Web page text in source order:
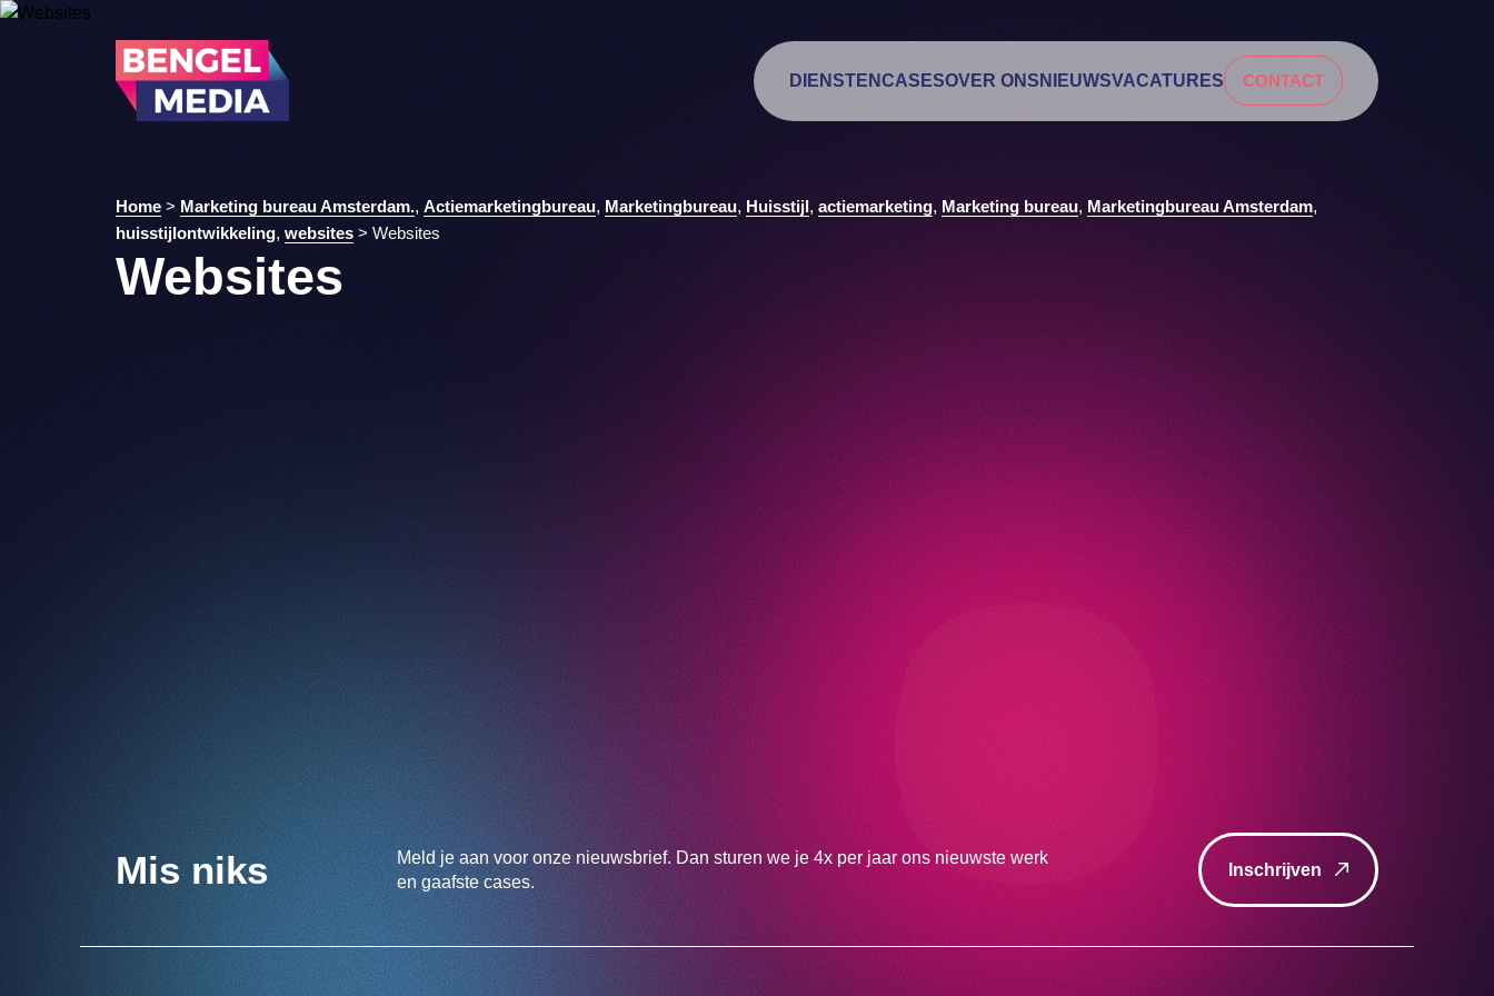
DIENSTENCASESOVER ONS NIEUWSVACATURES CONTACT
Home > Marketing bureau Amsterdam., Actiemarketingbureau, Marketingbureau, Huisstijl, actiemarketing, Marketing bureau, Marketingbureau Amsterdam,
huisstijlontwikkeling, websites > Websites
Websites
Mis niks
Meld je aan voor onze nieuwsbrief. Dan sturen we je 4x per jaar ons nieuwste werk
en gaafste cases.
Inschrijven